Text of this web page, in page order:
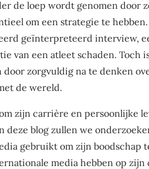
de loep wordt genomen door
om een strategie te
geïnterpreteerd interview,
van een atleet schaden. Toch
door zorgvuldig na te denken
de wereld.
zijn carrière en persoonlijke
blog zullen we
gebruikt om zijn boodschap
media hebben op